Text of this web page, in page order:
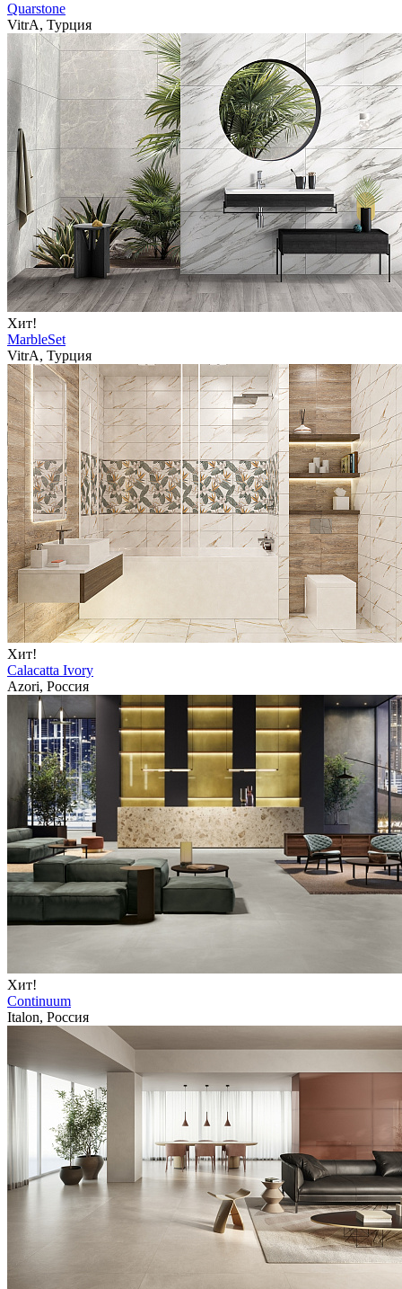
Quarstone
VitrA, Турция
Хит!
MarbleSet
VitrA, Турция
Хит!
Calacatta Ivory
Azori, Россия
Хит!
Continuum
Italon, Россия